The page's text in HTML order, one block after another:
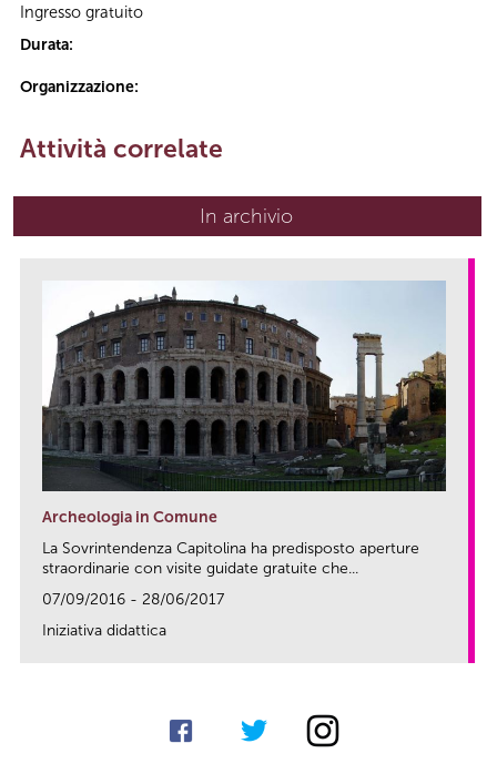
Ingresso gratuito
Durata:
Organizzazione:
Attività correlate
In archivio
Archeologia in Comune
La Sovrintendenza Capitolina ha predisposto aperture
straordinarie con visite guidate gratuite che...
07/09/2016 - 28/06/2017
Iniziativa didattica